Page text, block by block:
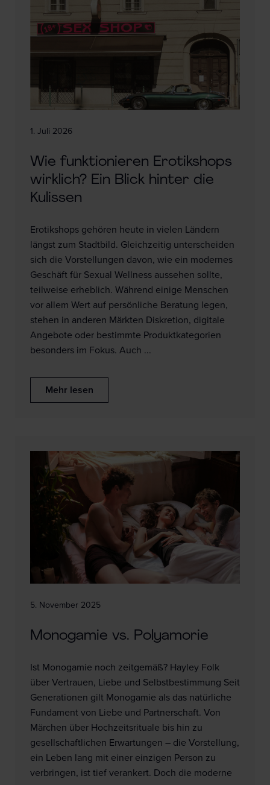
1. Juli 2026
Wie funktionieren Erotikshops
wirklich? Ein Blick hinter die
Kulissen
Erotikshops gehören heute in vielen Ländern
längst zum Stadtbild. Gleichzeitig unterscheiden
sich die Vorstellungen davon, wie ein modernes
Geschäft für Sexual Wellness aussehen sollte,
teilweise erheblich. Während einige Menschen
vor allem Wert auf persönliche Beratung legen,
stehen in anderen Märkten Diskretion, digitale
Angebote oder bestimmte Produktkategorien
besonders im Fokus. Auch ...
Mehr lesen
5. November 2025
Monogamie vs. Polyamorie
Ist Monogamie noch zeitgemäß? Hayley Folk
über Vertrauen, Liebe und Selbstbestimmung Seit
Generationen gilt Monogamie als das natürliche
Fundament von Liebe und Partnerschaft. Von
Märchen über Hochzeitsrituale bis hin zu
gesellschaftlichen Erwartungen – die Vorstellung,
ein Leben lang mit einer einzigen Person zu
verbringen, ist tief verankert. Doch die moderne